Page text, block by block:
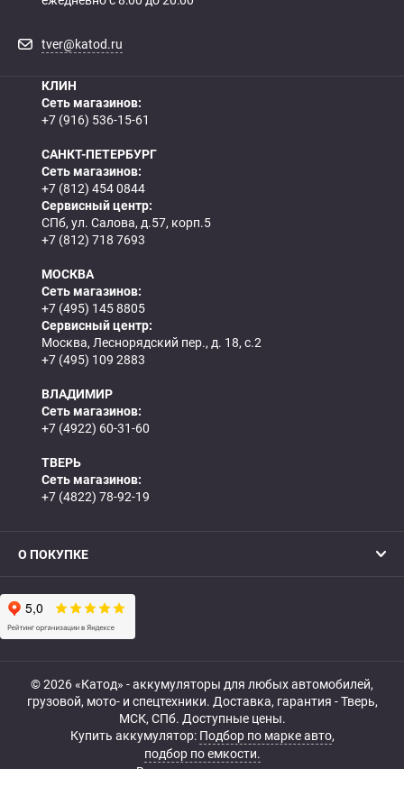
0 - обратная
tver@katod.ru
КЛИН
Сеть магазинов:
+7 (916) 536-15-61
САНКТ-ПЕТЕРБУРГ
Сеть магазинов:
+7 (812) 454 0844
Сервисный центр:
СПб, ул. Салова, д.57, корп.5
+7 (812) 718 7693
МОСКВА
Сеть магазинов:
+7 (495) 145 8805
Сервисный центр:
Москва, Леснорядский пер., д. 18, с.2
+7 (495) 109 2883
ВЛАДИМИР
Сеть магазинов:
+7 (4922) 60-31-60
ТВЕРЬ
Сеть магазинов:
+7 (4822) 78-92-19
О ПОКУПКЕ
© 2026 «Катод» - аккумуляторы для любых автомобилей,
грузовой, мото- и спецтехники. Доставка, гарантия - Тверь,
МСК, СПб. Доступные цены.
Купить аккумулятор: Подбор по марке авто,
подбор по емкости.
Все права защищены.